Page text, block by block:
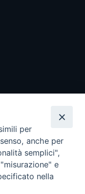
riservati - Vita
per
anche per
semplici",
e
nella